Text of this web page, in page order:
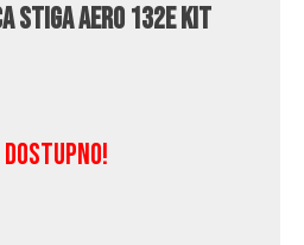
Stiga Aero 132e Kit